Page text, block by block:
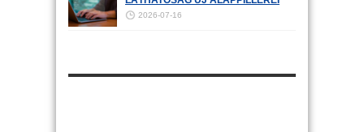
2026-07-16